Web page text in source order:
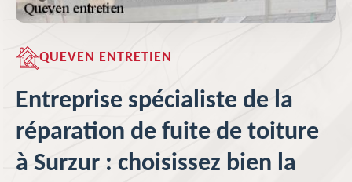
QUEVEN ENTRETIEN
Entreprise spécialiste de la
réparation de fuite de toiture
à Surzur : choisissez bien la